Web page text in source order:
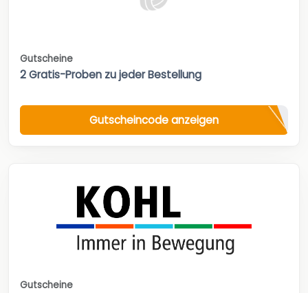
Gutscheine
2 Gratis-Proben zu jeder Bestellung
Gutscheincode anzeigen
Gutscheine